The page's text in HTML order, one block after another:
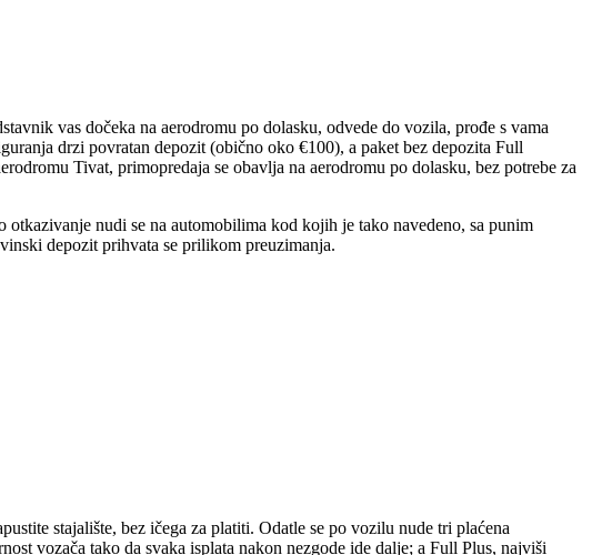
vas dočeka na aerodromu po dolasku, odvede do vozila, prođe s vama
drzi povratan depozit (obično oko €100), a paket bez depozita Full
Tivat, primopredaja se obavlja na aerodromu po dolasku, bez potrebe za
nudi se na automobilima kod kojih je tako navedeno, sa punim
depozit prihvata se prilikom preuzimanja.
stajalište, bez ičega za platiti. Odatle se po vozilu nude tri plaćena
vozača tako da svaka isplata nakon nezgode ide dalje; a Full Plus, najviši